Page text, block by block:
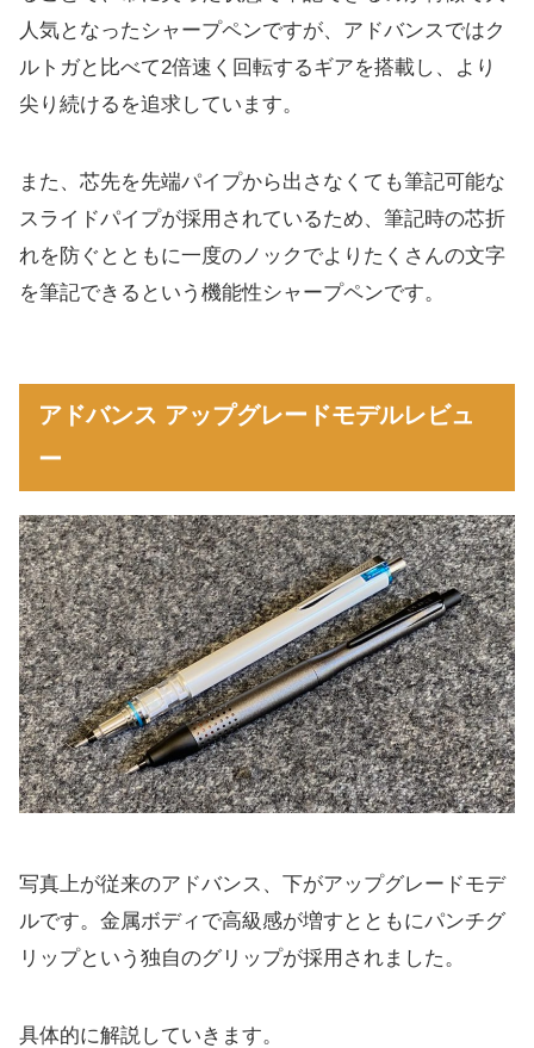
人気となったシャープペンですが、アドバンスではク
ルトガと比べて2倍速く回転するギアを搭載し、より
尖り続けるを追求しています。
また、芯先を先端パイプから出さなくても筆記可能な
スライドパイプが採用されているため、筆記時の芯折
れを防ぐとともに一度のノックでよりたくさんの文字
を筆記できるという機能性シャープペンです。
アドバンス アップグレードモデルレビュ
ー
写真上が従来のアドバンス、下がアップグレードモデ
ルです。金属ボディで高級感が増すとともにパンチグ
リップという独自のグリップが採用されました。
具体的に解説していきます。